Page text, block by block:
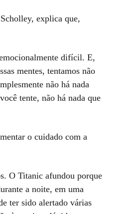
explica que,
difícil. E,
mentes, tentamos não
não há nada
tente, não há nada que
o cuidado com a
O Titanic afundou porque
a noite, em uma
ter sido alertado várias